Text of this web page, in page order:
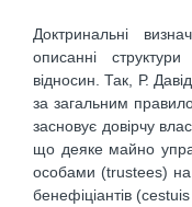
Доктринальні
описанні
відносин. Так, Р.
за загальним
засновує довірчу
що деяке майно
особами (trustees) на
бенефіціантів